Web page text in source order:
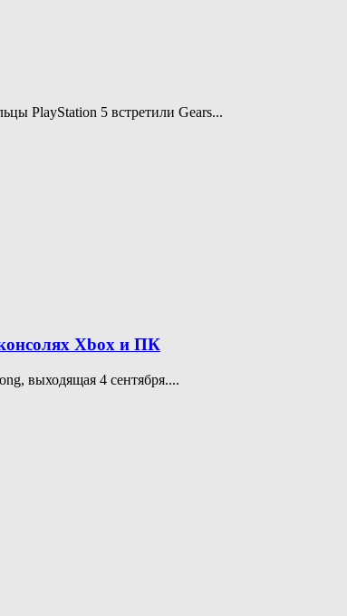
PlayStation 5 встретили Gears...
Xbox и ПК
выходящая 4 сентября....